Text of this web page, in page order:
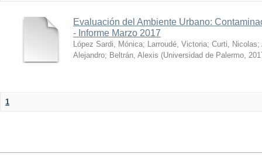
Evaluación del Ambiente Urbano:
- Informe Marzo 2017
López Sardi, Mónica; Larroudé, Victoria; Curti, Nicolas;
Alejandro; Beltrán, Alexis (Universidad de Palermo,
1